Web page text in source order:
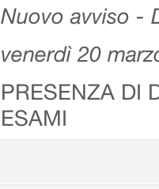
Nuovo avviso -
venerdì 20
PRESENZA DI
ESAMI